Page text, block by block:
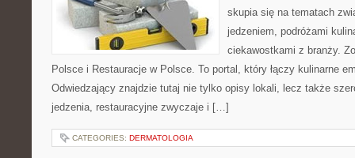
skupia się na tematach
jedzeniem, podróżami
ciekawostkami z branży.
Polsce i Restauracje w Polsce. To portal, który łączy kulinarne
Odwiedzający znajdzie tutaj nie tylko opisy lokali, lecz także
jedzenia, restauracyjne zwyczaje i […]
CATEGORIES: DERMATOLOGIA